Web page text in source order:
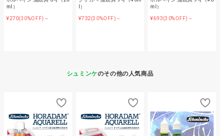
ml）
¥270(30%OFF)～
l）
¥732(30%OFF)～
ml）
¥693(30%OFF)～
シュミンケのその他の人気商品